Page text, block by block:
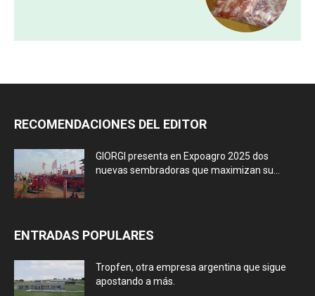
RECOMENDACIONES DEL EDITOR
GIORGI presenta en Expoagro 2025 dos
nuevas sembradoras que maximizan su...
ENTRADAS POPULARES
Tropfen, otra empresa argentina que sigue
apostando a más.